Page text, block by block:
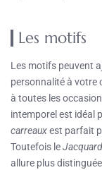
Les motifs
Les motifs peuvent
personnalité à votre
à toutes les
intemporel est idéal
carreauxest parfait
Toutefois leJacquard
allure plus